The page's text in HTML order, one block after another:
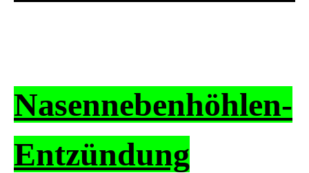
Nasennebenhöhlen-
Entzündung